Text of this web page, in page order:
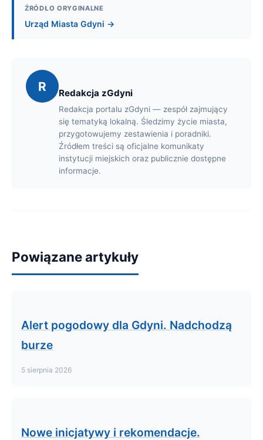
ŹRÓDŁO ORYGINALNE
Urząd Miasta Gdyni →
R Redakcja zGdyni
Redakcja portalu zGdyni — zespół zajmujący
się tematyką lokalną. Śledzimy życie miasta,
przygotowujemy zestawienia i poradniki.
Źródłem treści są oficjalne komunikaty
instytucji miejskich oraz publicznie dostępne
informacje.
Powiązane artykuły
Alert pogodowy dla Gdyni. Nadchodzą
burze
5 sierpnia 2026
Nowe inicjatywy i rekomendacje.